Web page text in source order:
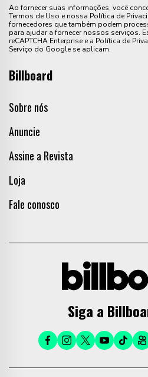
Ao fornecer suas informações, você
Termos de Uso e nossa Política de
fornecedores que também podem
para ajudar a fornecer nossos serviços.
reCAPTCHA Enterprise e a Política de
Serviço do Google se aplicam.
Billboard
Sobre nós
Anuncie
Assine a Revista
Loja
Fale conosco
Siga a